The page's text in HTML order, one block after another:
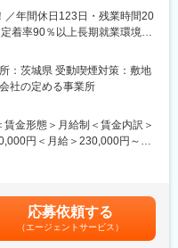
衝および関係者との調整
まざまな業種のお客さま向け
の出張があります。
で案件を担当します。複数の
びLAN配線工事
／年間休日123日・残業時間20
着率90％以上長期就業環境あ
常駐していただき、業務に従
：茨城県 受動喫煙対策：敷地
社の定める事業所
金形態＞月給制＜賃金内訳＞
円＜月給＞230,000円～
る可能性があります。月給(月
応募依頼する
（エージェントサービス）